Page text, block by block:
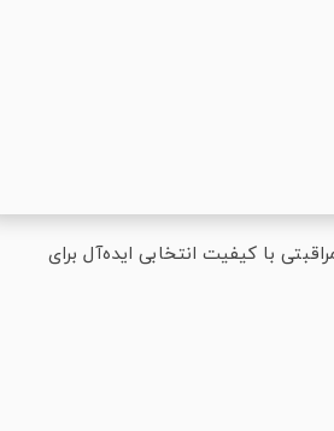
با کیفیت انتخابی ایده‌آل برای